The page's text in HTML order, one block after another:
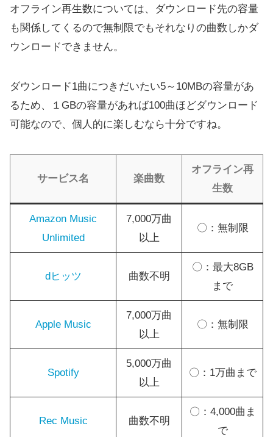
オフライン再生数については、ダウンロード先の容量
も関係してくるので無制限でもそれなりの曲数しかダ
ウンロードできません。
ダウンロード1曲につきだいたい5～10MBの容量があ
るため、１GBの容量があれば100曲ほどダウンロード
可能なので、個人的に楽しむなら十分ですね。
サービス名 楽曲数
オフライン再
生数
Amazon Music
Unlimited
7,000万曲
以上
〇：無制限
dヒッツ 曲数不明
〇：最大8GB
まで
Apple Music
7,000万曲
以上
〇：無制限
Spotify
5,000万曲
以上
〇：1万曲まで
Rec Music 曲数不明
〇：4,000曲ま
で